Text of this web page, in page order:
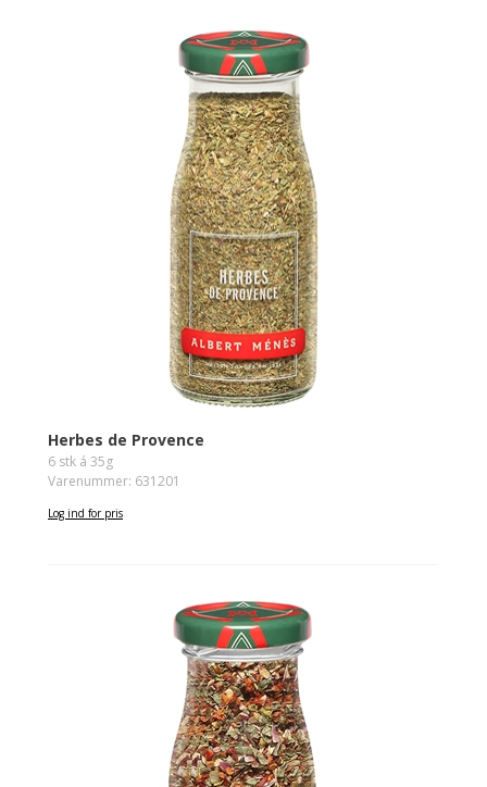
Herbes de Provence
6 stk á 35g
Varenummer: 631201
Log ind for pris